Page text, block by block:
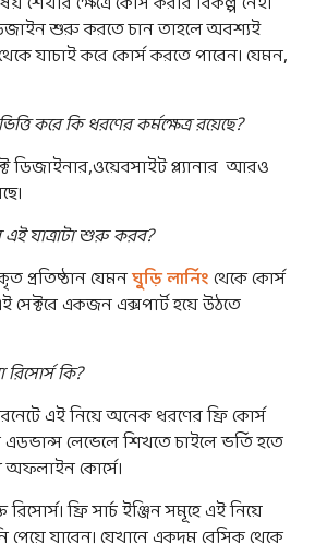
শুরু করতে চান তাহলে অবশ্যই
যাচাই করে কোর্স করতে পারেন। যেমন,
ভিত্তি করে কি ধরণের কর্মক্ষেত্র রয়েছে?
ডিজাইনার,ওয়েবসাইট প্ল্যানার আরও
এই যাত্রাটা শুরু করব?
প্রতিষ্ঠান যেমনঘুড়ি লার্নিং থেকে কোর্স
একজন এক্সপার্ট হয়ে উঠতে
রিসোর্স কি?
এই নিয়ে অনেক ধরণের ফ্রি কোর্স
লেভেলে শিখতে চাইলে ভর্তি হতে
কোর্সে।
ফ্রি সার্চ ইঞ্জিন সমূহে এই নিয়ে
যাবেন। যেখানে একদম বেসিক থেকে